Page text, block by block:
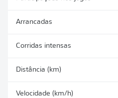
Arrancadas
Corridas intensas
Distância (km)
Velocidade (km/h)